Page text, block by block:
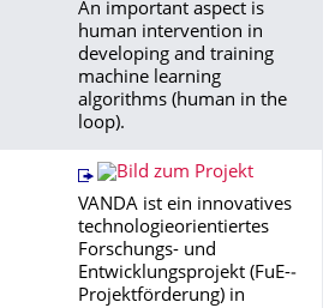
An important aspect is
human intervention in
developing and training
machine learning
algorithms (human in the
loop).
VANDA ist ein innovatives
technologieorientiertes
Forschungs- und
Entwicklungsprojekt (FuE-­‐
Projektförderung) in